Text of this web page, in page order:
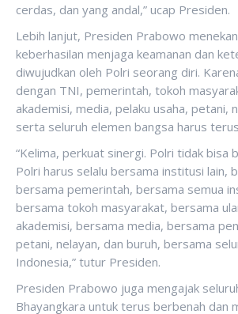
cerdas, dan yang andal,” ucap Presiden.
Lebih lanjut, Presiden Prabowo
keberhasilan menjaga keamanan dan
diwujudkan oleh Polri seorang diri.
dengan TNI, pemerintah, tokoh
akademisi, media, pelaku usaha, petani,
serta seluruh elemen bangsa harus
“Kelima, perkuat sinergi. Polri tidak bisa
Polri harus selalu bersama institusi lain,
bersama pemerintah, bersama semua
bersama tokoh masyarakat, bersama
akademisi, bersama media, bersama
petani, nelayan, dan buruh, bersama
Indonesia,” tutur Presiden.
Presiden Prabowo juga mengajak
Bhayangkara untuk terus berbenah dan